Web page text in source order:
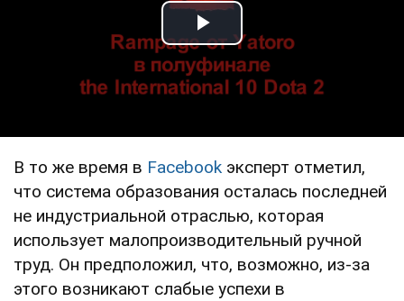
Play Video
В то же время в Facebook эксперт отметил,
что система образования осталась последней
не индустриальной отраслью, которая
использует малопроизводительный ручной
труд. Он предположил, что, возможно, из-за
этого возникают слабые успехи в